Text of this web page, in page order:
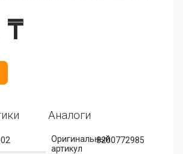
₸
Аналоги
Оригинальный
артикул
8200772985